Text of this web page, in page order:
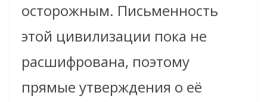
осторожным. Письменность
этой цивилизации пока не
расшифрована, поэтому
прямые утверждения о её